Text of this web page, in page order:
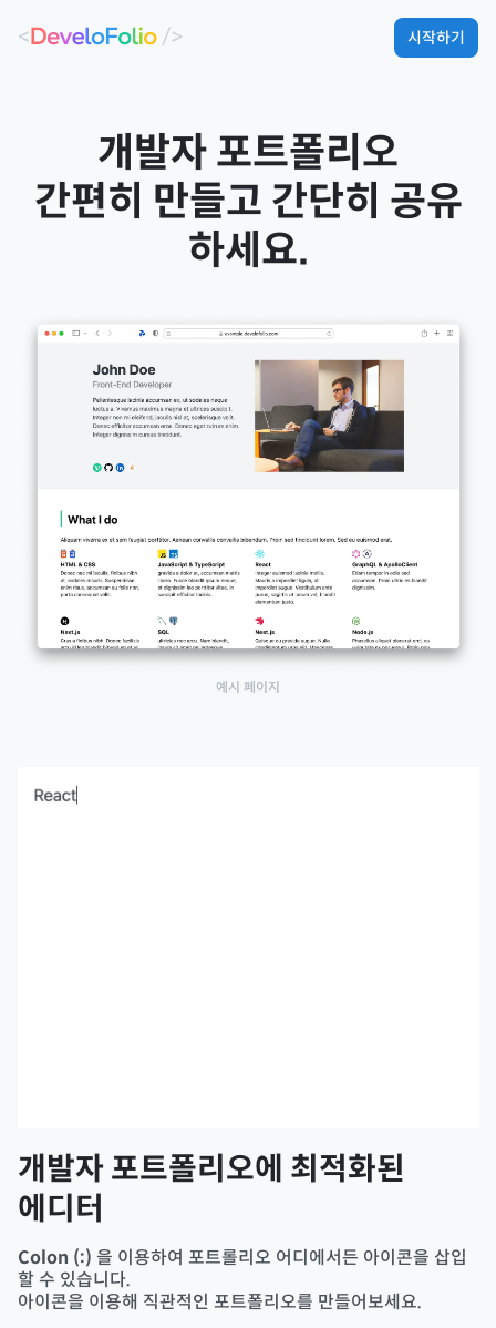
시작하기
개발자 포트폴리오
간편히 만들고 간단히 공유
하세요.
예시 페이지
개발자 포트폴리오에 최적화된
에디터
Colon (:) 을 이용하여 포트롤리오 어디에서든 아이콘을 삽입
할 수 있습니다.
아이콘을 이용해 직관적인 포트폴리오를 만들어보세요.